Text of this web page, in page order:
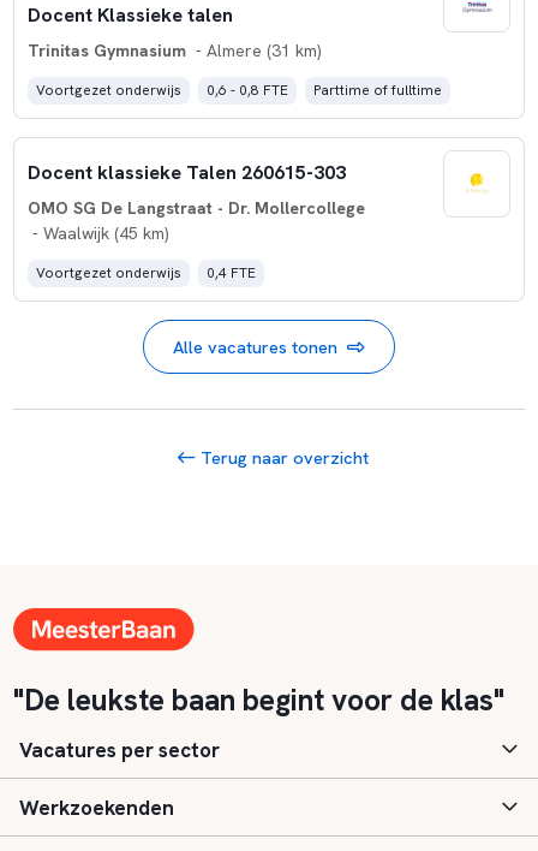
Docent Klassieke talen
Trinitas Gymnasium - Almere (31 km)
Voortgezet onderwijs 0,6 - 0,8 FTE Parttime of fulltime
Docent klassieke Talen 260615-303
OMO SG De Langstraat - Dr. Mollercollege
- Waalwijk (45 km)
Voortgezet onderwijs 0,4 FTE
Alle vacatures tonen
Terug naar overzicht
"De leukste baan begint voor de klas"
Vacatures per sector
Basisonderwijs
Werkzoekenden